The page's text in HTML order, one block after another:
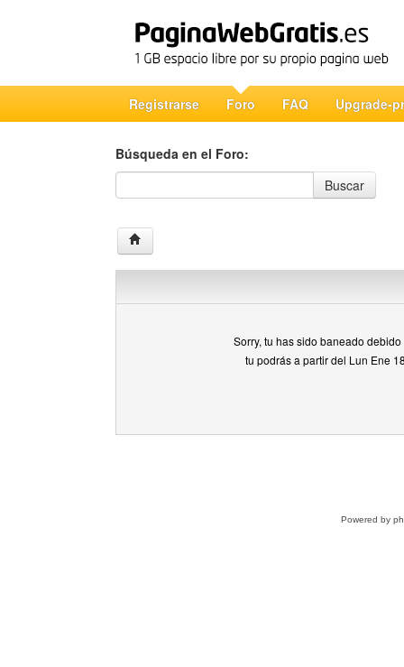
Registrarse Foro FAQ Upgrade-
Búsqueda en el Foro:
Búsqueda en el Foro
Buscar
Sorry, tu has sido baneado
tu podrás a partir del Lun Ene
Powered by